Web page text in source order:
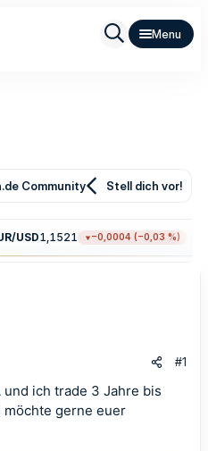
Community Stell dich vor!
USD1,1521 −0,0004 (−0,03 %)
#1
ich trade 3 Jahre bis
möchte gerne euer